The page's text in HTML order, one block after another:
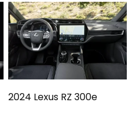
2024 Lexus RZ 300e